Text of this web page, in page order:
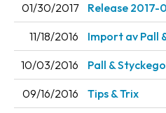
company
About
Fraktjakt
Media
01/30/2017 Release 2017-
11/18/2016 Import av Pall
10/03/2016 Pall &
09/16/2016 Tips & Trix